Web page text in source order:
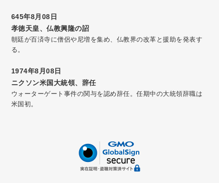
645年8月08日
孝徳天皇、仏教興隆の詔
朝廷が百済寺に僧侶や尼増を集め、仏教界の改革と援助を発表す
る。
1974年8月08日
ニクソン米国大統領、辞任
ウォーターゲート事件の関与を認め辞任。任期中の大統領辞職は
米国初。